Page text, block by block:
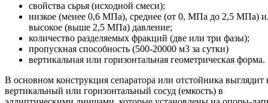
свойства сьрья (исходной смеси);
низкое (менее 0,6 МПа), среднее (от 0, МПа до 2,5 МПа)
высокое (выше 2,5 МПа) давление;
количество разделяемых фракций (две или три фазы);
пропускная способность (500-20000 м3 за сутки)
вертикальная или горизонтальная геометрическая форма.
В основном конструкция сепаратора или отстойника выглядит
вертикальный или горизонтальный сосуд (емкость) в